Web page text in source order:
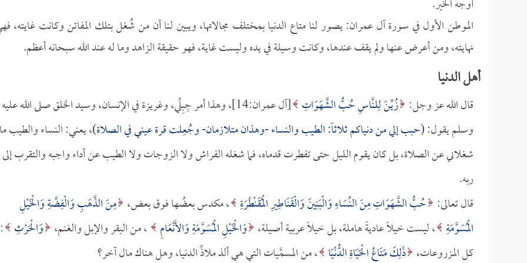
أوجه الخير.
الموطن الأول في سورة آل عمران: يصور لنا متاع الدنيا بمختلف مجالاتها، ويبين لنا أن من شُغل بتلك المفاتن وكانت غايته،
نهايته، ومن أعرض عنها ولم يقف عندها، وكانت وسيلة في يده وليست غاية، فهو حقيقة الزاهد وما له عند الله سبحانه أعظم.
أهل الدنيا
قال الله عز وجل: زُيِّنَ لِلنَّاسِ حُبُّ الشَّهَوَاتِ
[آل عمران:14]، وهذا أمر جِبِلِّي، وغريزة في الإنسان، وسيد الخلق صلى الله عليه
وسلم يقول: (حبب إلي من دنياكم ثلاثاً: الطيب والنساء -وهذان متلازمان- وجُعِلت قرة عيني في الصلاة)، يعني: النساء والطيب
شغلاني عن الصلاة، بل كان يقوم الليل حتى تفطرت قدماه، فما شغله الفراش ولا الزوجات ولا الطيب عن أداء واجبه والتقرب إلى
ربه.
قال تعالى: حُبُّ الشَّهَوَاتِ مِنَ النِّسَاءِ وَالْبَنِينَ وَالْقَنَاطِيرِ الْمُقَنْطَرَةِ ، مكدس بعضُها فوق بعض، مِنَ الذَّهَبِ وَالْفِضَّةِ وَالْخَيْلِ
الْمُسَوَّمَةِ ، ليست خيلاً عاديةً هاملة، بل خيلاً عربية أصيلة، وَالْخَيْلِ الْمُسَوَّمَةِ وَالأَنْعَامِ ، من البقر والإبل والغنم، وَالْحَرْثِ :
كل المزروعات، ذَلِكَ مَتَاعُ الْحَيَاةِ الدُّنْيَا ، من المسمَّيات التي هي ألذ ملاذِّ الدنيا، وهل هناك مال آخر؟